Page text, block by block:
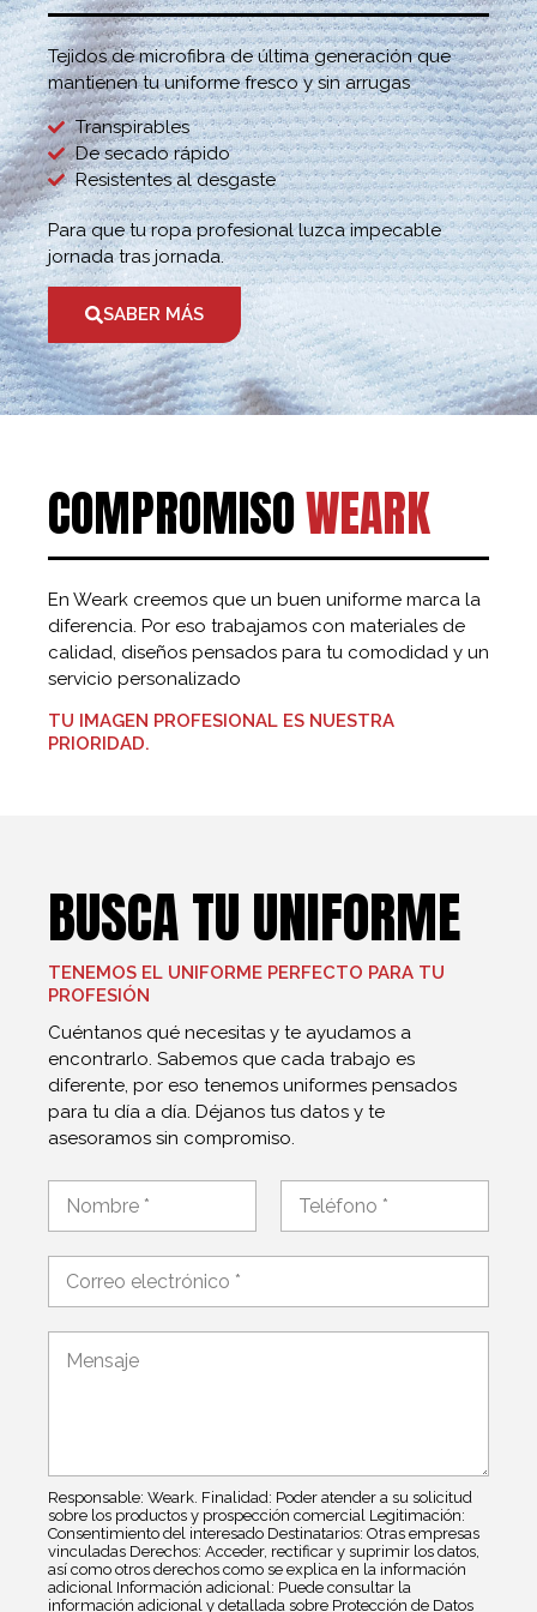
Tejidos de microfibra de última generación que
mantienen tu uniforme fresco y sin arrugas
Transpirables
De secado rápido
Resistentes al desgaste
Para que tu ropa profesional luzca impecable
jornada tras jornada.
SABER MÁS
COMPROMISOWEARK
En Weark creemos que un buen uniforme marca la
diferencia. Por eso trabajamos con materiales de
calidad, diseños pensados para tu comodidad y un
servicio personalizado
TU IMAGEN PROFESIONAL ES NUESTRA
PRIORIDAD.
BUSCA TU UNIFORME
TENEMOS EL UNIFORME PERFECTO PARA TU
PROFESIÓN
Cuéntanos qué necesitas y te ayudamos a
encontrarlo. Sabemos que cada trabajo es
diferente, por eso tenemos uniformes pensados
para tu día a día. Déjanos tus datos y te
asesoramos sin compromiso.
m
b
e
*
r
r
c
t
r
ó
n
i
a
r
i
o
o
m
Responsable: Weark. Finalidad: Poder atender a su solicitud
sobre los productos y prospección comercial Legitimación:
Consentimiento del interesado Destinatarios: Otras empresas
vinculadas Derechos: Acceder, rectificar y suprimir los datos,
así como otros derechos como se explica en la información
adicional Información adicional: Puede consultar la
información adicional y detallada sobre Protección de Datos